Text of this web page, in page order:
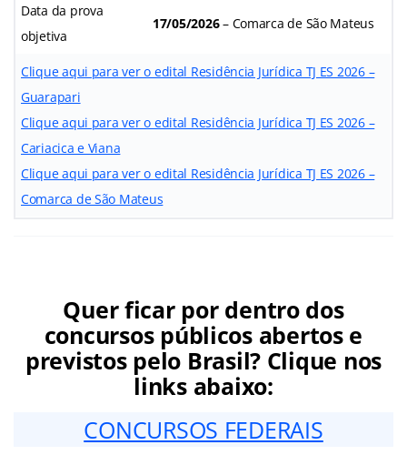
Data da prova
objetiva
17/05/2026– Comarca de São Mateus
Clique aqui para ver o edital Residência Jurídica TJ ES 2026 –
Guarapari
Clique aqui para ver o edital Residência Jurídica TJ ES 2026 –
Cariacica e Viana
Clique aqui para ver o edital Residência Jurídica TJ ES 2026 –
Comarca de São Mateus
Quer ficar por dentro dos
concursos públicos abertos e
previstos pelo Brasil? Clique nos
links abaixo:
CONCURSOS FEDERAIS